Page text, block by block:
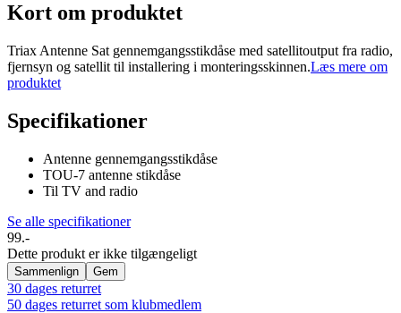
Kort om produktet
Triax Antenne Sat gennemgangsstikdåse med satellitoutput fra radio,
fjernsyn og satellit til installering i monteringsskinnen.Læs mere om
produktet
Specifikationer
Antenne gennemgangsstikdåse
TOU-7 antenne stikdåse
Til TV and radio
Se alle specifikationer
99.-
Dette produkt er ikke tilgængeligt
Sammenlign Gem
30 dages returret
50 dages returret som klubmedlem